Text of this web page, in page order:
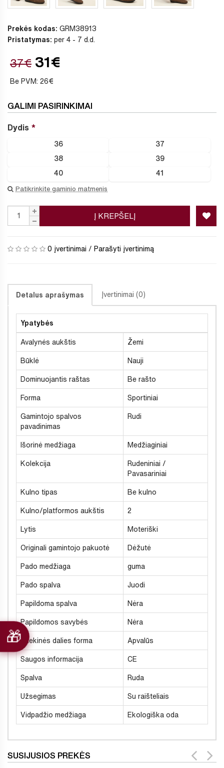
Prekės kodas: GRM38913
Pristatymas: per 4 - 7 d.d.
37€ 31€
Be PVM: 26€
GALIMI PASIRINKIMAI
Dydis
36 37
38 39
40 41
Patikrinkite gaminio matmenis
Į KREPŠELĮ
0 įvertinimai / Parašyti įvertinimą
Detalus aprašymas Įvertinimai (0)
Ypatybės
Avalynės aukštis Žemi
Būklė Nauji
Dominuojantis raštas Be rašto
Forma Sportiniai
Gamintojo spalvos
pavadinimas
Rudi
Išorinė medžiaga Medžiaginiai
Kolekcija
Rudeniniai /
Pavasariniai
Kulno tipas Be kulno
Kulno/platformos aukštis 2
Lytis Moteriški
Originali gamintojo pakuotė Dėžutė
Pado medžiaga guma
Pado spalva Juodi
Papildoma spalva Nėra
Papildomos savybės Nėra
Priekinės dalies forma Apvalūs
Saugos informacija CE
Spalva Ruda
Užsegimas Su raišteliais
Vidpadžio medžiaga Ekologiška oda
SUSIJUSIOS PREKĖS